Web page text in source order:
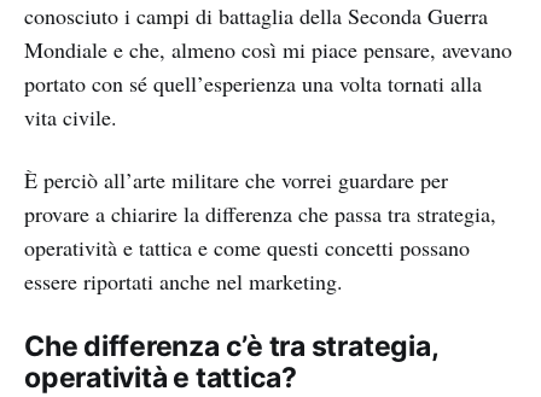
conosciuto i campi di battaglia della Seconda Guerra
Mondiale e che, almeno così mi piace pensare, avevano
portato con sé quell’esperienza una volta tornati alla
vita civile.
È perciò all’arte militare che vorrei guardare per
provare a chiarire la differenza che passa tra strategia,
operatività e tattica e come questi concetti possano
essere riportati anche nel marketing.
Che differenza c’è tra strategia,
operatività e tattica?